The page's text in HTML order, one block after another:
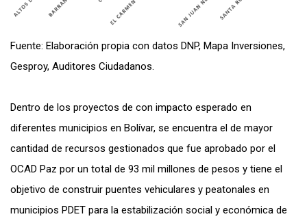
Fuente: Elaboración propia con datos DNP, Mapa Inversiones,
Gesproy, Auditores Ciudadanos.
Dentro de los proyectos de con impacto esperado en
diferentes municipios en Bolívar, se encuentra el de mayor
cantidad de recursos gestionados que fue aprobado por el
OCAD Paz por un total de 93 mil millones de pesos y tiene el
objetivo de construir puentes vehiculares y peatonales en
municipios PDET para la estabilización social y económica de